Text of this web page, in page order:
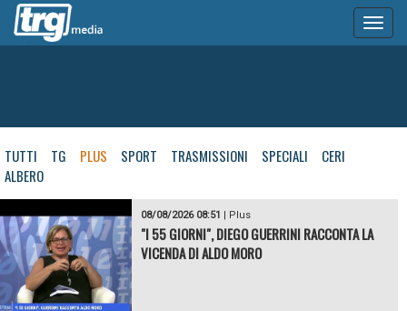
TUTTI TG PLUS SPORT TRASMISSIONI SPECIALI
CERI
ALBERO
08/08/2026 08:51 | Plus
"I 55 GIORNI", DIEGO GUERRINI RACCONTA LA
VICENDA DI ALDO MORO